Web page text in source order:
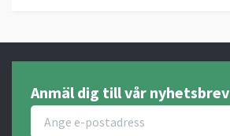
Anmäl dig till vår nyhetsbrev